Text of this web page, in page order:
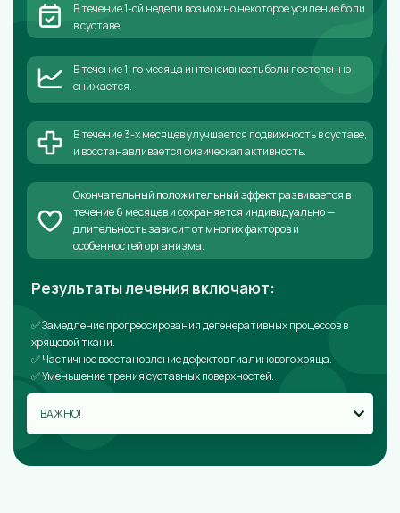
В течение 1-ой недели возможно некоторое усиление боли
в суставе.
В течение 1-го месяца интенсивность боли постепенно
снижается.
В течение 3-х месяцев улучшается подвижность в суставе,
и восстанавливается физическая активность.
Окончательный положительный эффект развивается в
течение 6 месяцев и сохраняется индивидуально —
длительность зависит от многих факторов и
особенностей организма.
Результаты лечения включают:
✅ Замедление прогрессирования дегенеративных процессов в
хрящевой ткани.
✅ Частичное восстановление дефектов гиалинового хряща.
✅ Уменьшение трения суставных поверхностей.
ВАЖНО!